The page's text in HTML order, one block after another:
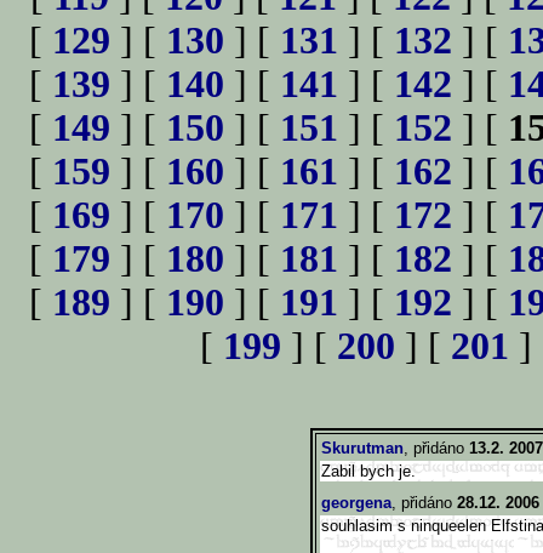
[ 129 ] [ 130 ] [ 131 ] [ 132 ] [
[ 139 ] [ 140 ] [ 141 ] [ 142 ] [
[ 149 ] [ 150 ] [ 151 ] [ 152 ] [
[ 159 ] [ 160 ] [ 161 ] [ 162 ] [
[ 169 ] [ 170 ] [ 171 ] [ 172 ] [
[ 179 ] [ 180 ] [ 181 ] [ 182 ] [
[ 189 ] [ 190 ] [ 191 ] [ 192 ] [
[ 199 ] [ 200 ] [ 201 ]
Skurutman, přidáno 13.2.
Zabil bych je.
georgena, přidáno 28.12.
souhlasim s ninqueelen